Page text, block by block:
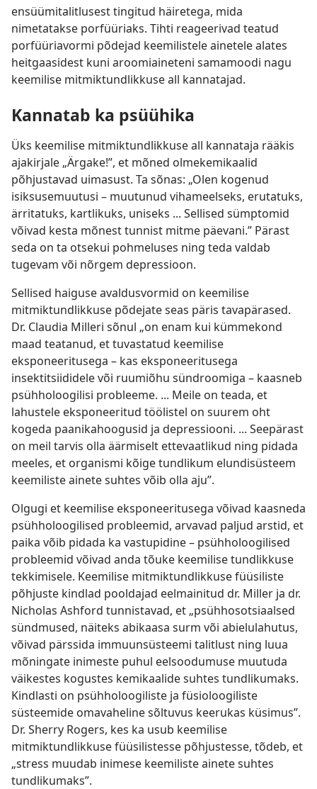
ensüümitalitlusest tingitud häiretega, mida
nimetatakse porfüüriaks. Tihti reageerivad teatud
porfüüriavormi põdejad keemilistele ainetele alates
heitgaasidest kuni aroomiaineteni samamoodi nagu
keemilise mitmiktundlikkuse all kannatajad.
Kannatab ka psüühika
Üks keemilise mitmiktundlikkuse all kannataja rääkis
ajakirjale „Ärgake!”, et mõned olmekemikaalid
põhjustavad uimasust. Ta sõnas: „Olen kogenud
isiksusemuutusi – muutunud vihameelseks, erutatuks,
ärritatuks, kartlikuks, uniseks ... Sellised sümptomid
võivad kesta mõnest tunnist mitme päevani.” Pärast
seda on ta otsekui pohmeluses ning teda valdab
tugevam või nõrgem depressioon.
Sellised haiguse avaldusvormid on keemilise
mitmiktundlikkuse põdejate seas päris tavapärased.
Dr. Claudia Milleri sõnul „on enam kui kümmekond
maad teatanud, et tuvastatud keemilise
eksponeeritusega – kas eksponeeritusega
insektitsiididele või ruumiõhu sündroomiga – kaasneb
psühholoogilisi probleeme. ... Meile on teada, et
lahustele eksponeeritud töölistel on suurem oht
kogeda paanikahoogusid ja depressiooni. ... Seepärast
on meil tarvis olla äärmiselt ettevaatlikud ning pidada
meeles, et organismi kõige tundlikum elundisüsteem
keemiliste ainete suhtes võib olla aju”.
Olgugi et keemilise eksponeeritusega võivad kaasneda
psühholoogilised probleemid, arvavad paljud arstid, et
paika võib pidada ka vastupidine – psühholoogilised
probleemid võivad anda tõuke keemilise tundlikkuse
tekkimisele. Keemilise mitmiktundlikkuse füüsiliste
põhjuste kindlad pooldajad eelmainitud dr. Miller ja dr.
Nicholas Ashford tunnistavad, et „psühhosotsiaalsed
sündmused, näiteks abikaasa surm või abielulahutus,
võivad pärssida immuunsüsteemi talitlust ning luua
mõningate inimeste puhul eelsoodumuse muutuda
väikestes kogustes kemikaalide suhtes tundlikumaks.
Kindlasti on psühholoogiliste ja füsioloogiliste
süsteemide omavaheline sõltuvus keerukas küsimus”.
Dr. Sherry Rogers, kes ka usub keemilise
mitmiktundlikkuse füüsilistesse põhjustesse, tõdeb, et
„stress muudab inimese keemiliste ainete suhtes
tundlikumaks”.